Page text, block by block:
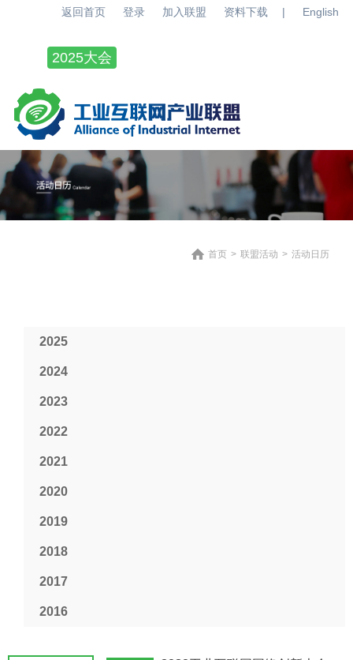
返回首页 登录 加入联盟 资料下载 | English
2025大会
产业观察
工作组
首页 > 联盟活动 > 活动日历
2025
2024
2023
2022
2021
2020
2019
2018
2017
2016